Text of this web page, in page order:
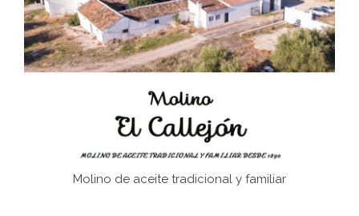
Juntar las letras. La alfabetización en el campo: del
afán de saber a la autogestión
Historia y vivencias del poblado de Los Hurones
Molino de aceite tradicional y familiar